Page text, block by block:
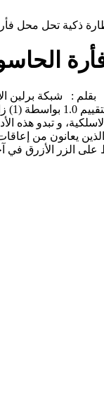
نظارة ذكية تحل محل
فأرة
بقلم : شبكة برلين
1.0 بواسطة (1
)
و تبدو هذه